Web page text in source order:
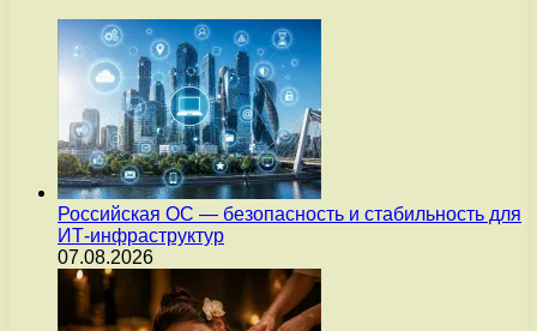
Российская ОС — безопасность и стабильность для
ИТ-инфраструктур
07.08.2026